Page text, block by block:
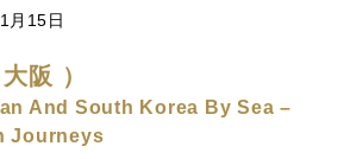
月15日
阪 ）
And South Korea By Sea –
Journeys